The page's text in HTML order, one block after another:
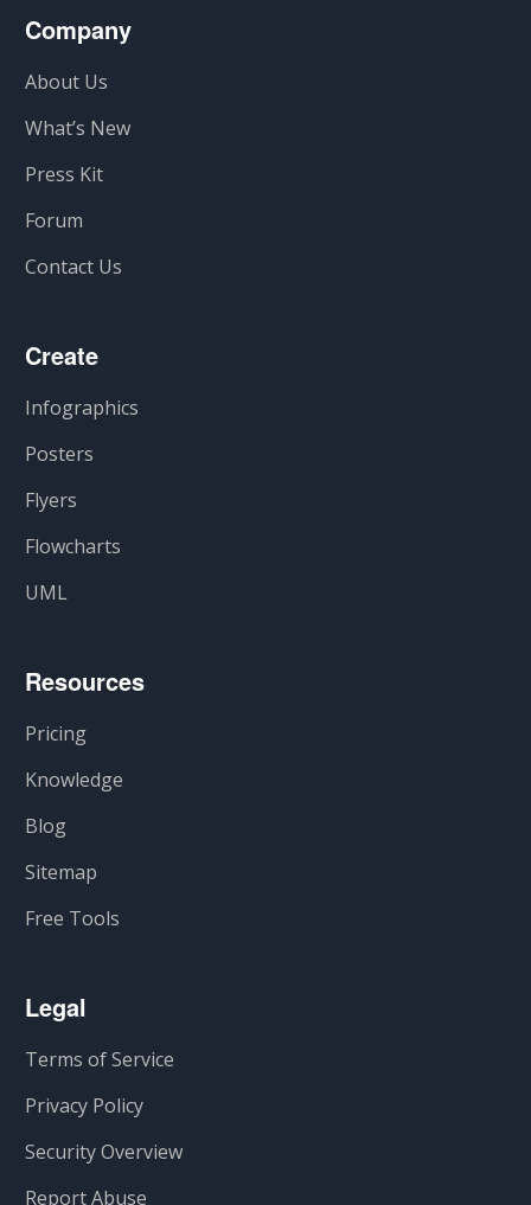
Company
About Us
What’s New
Press Kit
Forum
Contact Us
Create
Infographics
Posters
Flyers
Flowcharts
UML
Resources
Pricing
Knowledge
Blog
Sitemap
Free Tools
Legal
Terms of Service
Privacy Policy
Security Overview
Report Abuse